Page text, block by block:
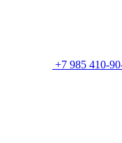
+7 985 410-